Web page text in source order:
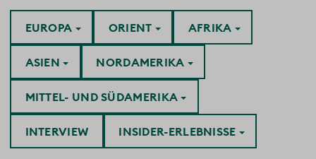
AFRIKA
ASIEN
EUROPA
INSIDER-ERLEBNISSE
INTERVIEW
MITTEL- UND SÜDAMERIKA
NORDAMERIKA
ORIENT